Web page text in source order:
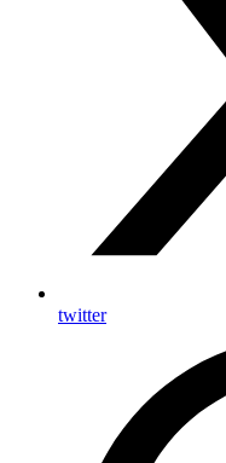
twitter